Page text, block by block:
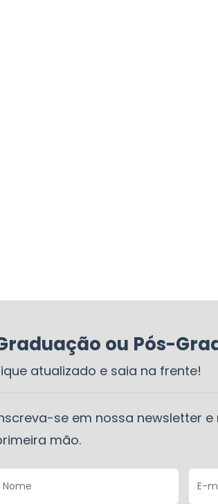
ou Pós-
atualizado e saia na frente!
se em nossa newsletter
mão.